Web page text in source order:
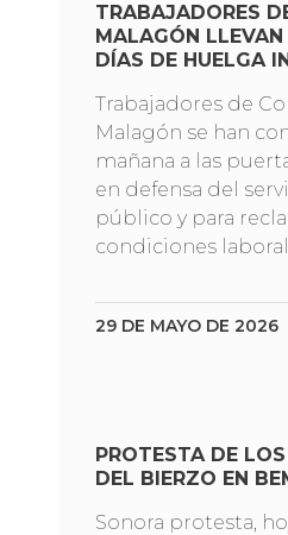
TRABAJADORES
MALAGÓN
DÍAS DE HUELGA
Trabajadores de
Malagón se han
mañana a las
en defensa del
público y para
condiciones
29 DE MAYO DE 2026
PROTESTA DE
DEL BIERZO EN
Sonora protesta,